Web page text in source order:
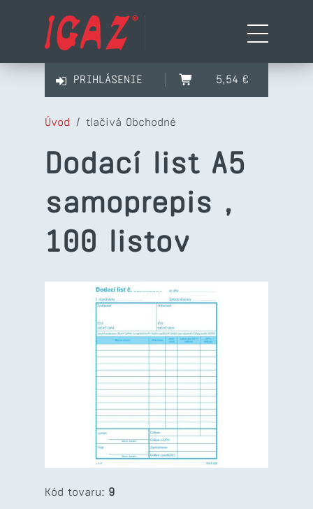
PRIHLÁSENIE 5,54 €
Úvod / tlačivá Obchodné
Dodací list A5
samoprepis ,
100 listov
Kód tovaru: 9